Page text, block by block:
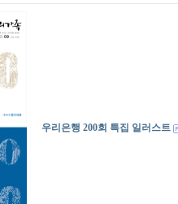
우리은행 200회 특집 일러스트